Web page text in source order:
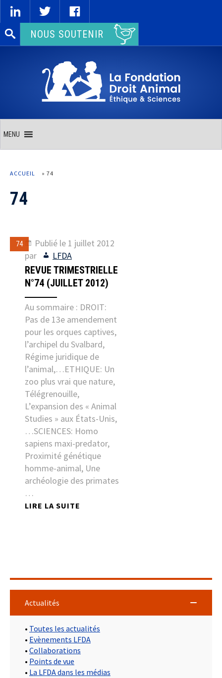
Rechercher :NOUS SOUTENIR
MENU
ACCUEIL » 74
74
74 Publié le 1 juillet 2012
par
LFDA
REVUE TRIMESTRIELLE
N°74 (JUILLET 2012)
Au sommaire : DROIT:
Pas de 13e amendement
pour les orques captives,
l’archipel du Svalbard,
Régime juridique de
l’animal,…ETHIQUE: Un
zoo plus vrai que nature,
Télégrenouille,
L’expansion des « Animal
Studies » aux États-Unis,
…SCIENCES: Homo
sapiens maxi-predator,
Proximité génétique
homme-animal, Une
archéologie des primates
…
LIRE LA SUITE
Actualités
• Toutes les actualités
• Evènements LFDA
• Collaborations
• Points de vue
• La LFDA dans les médias